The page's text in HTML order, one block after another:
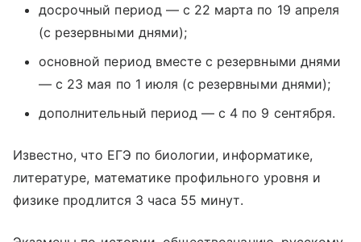
досрочный период — с 22 марта по 19 апреля
(с резервными днями);
основной период вместе с резервными днями
— с 23 мая по 1 июля (с резервными днями);
дополнительный период — с 4 по 9 сентября.
Известно, что ЕГЭ по биологии, информатике,
литературе, математике профильного уровня и
физике продлится 3 часа 55 минут.